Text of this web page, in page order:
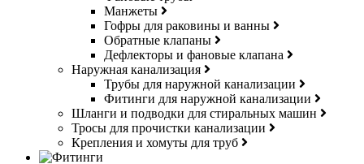
Манжеты
Гофры для раковины и ванны
Обратные клапаны
Дефлекторы и фановые клапана
Наружная канализация
Трубы для наружной канализации
Фитинги для наружной канализации
Шланги и подводки для стиральных машин
Тросы для прочистки канализации
Крепления и хомуты для труб